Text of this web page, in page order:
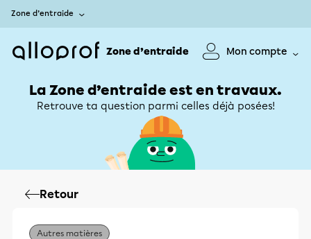
Zone d’entraide
Zone d’entraide Mon compte
La Zone d’entraide est en travaux.
Retrouve ta question parmi celles déjà posées!
Retour
Autres matières